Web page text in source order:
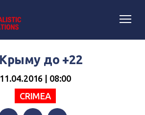
до +22
11.04.2016 | 08:00
CRIMEA